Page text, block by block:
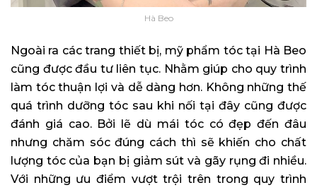
Hà Beo
Ngoài ra các trang thiết bị, mỹ phẩm tóc tại Hà Beo
cũng được đầu tư liên tục. Nhằm giúp cho quy trình
làm tóc thuận lợi và dễ dàng hơn. Không những thế
quá trình dưỡng tóc sau khi nối tại đây cũng được
đánh giá cao. Bởi lẽ dù mái tóc có đẹp đến đâu
nhưng chăm sóc đúng cách thì sẽ khiến cho chất
lượng tóc của bạn bị giảm sút và gãy rụng đi nhiều.
Với những ưu điểm vượt trội trên trong quy trình